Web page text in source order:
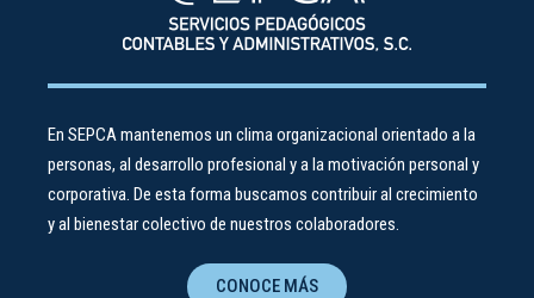
En SEPCA mantenemos un clima organizacional orientado a la
personas, al desarrollo profesional y a la motivación personal y
corporativa. De esta forma buscamos contribuir al crecimiento
y al bienestar colectivo de nuestros colaboradores.
CONOCE MÁS